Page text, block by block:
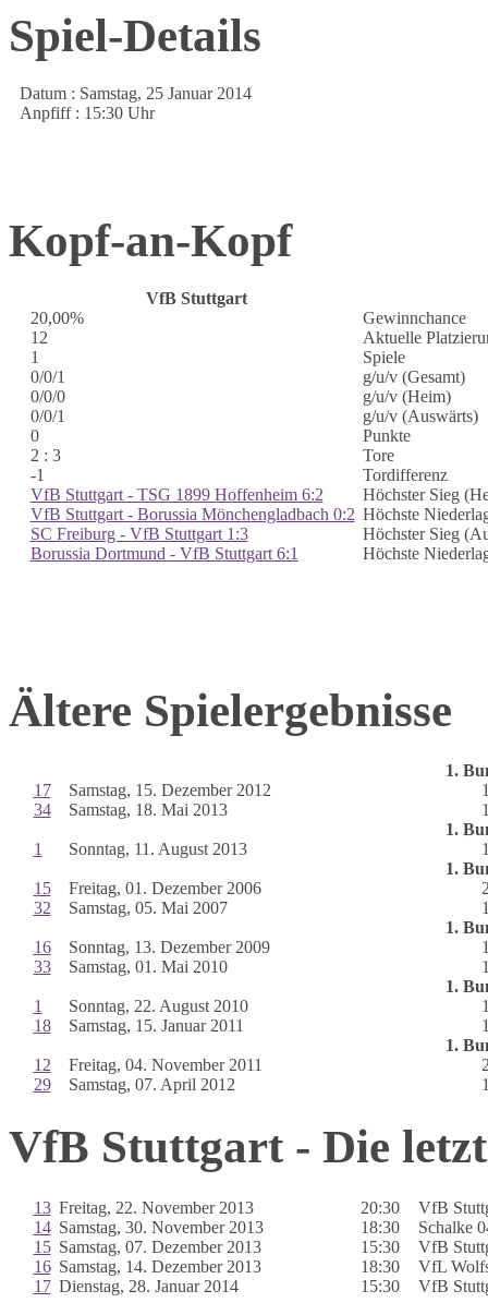
Spiel-Details
Datum : Samstag, 25 Januar 2014
Anpfiff : 15:30 Uhr
Kopf-an-Kopf
VfB Stuttgart
20,00%
Gewinnchance
12
Aktuelle
1
Spiele
0/0/1
g/u/v (Gesamt)
0/0/0
g/u/v (Heim)
0/0/1
g/u/v (Auswärts)
0
Punkte
2 : 3
Tore
-1
Tordifferenz
VfB Stuttgart - TSG 1899 Hoffenheim 6:2
Höchster Sieg
VfB Stuttgart - Borussia Mönchengladbach 0:2 Höchste
SC Freiburg - VfB Stuttgart 1:3
Höchster Sieg
Borussia Dortmund - VfB Stuttgart 6:1
Höchste
Ältere Spielergebnisse
1.
17
Samstag, 15. Dezember 2012
34
Samstag, 18. Mai 2013
1.
1
Sonntag, 11. August 2013
1.
15
Freitag, 01. Dezember 2006
32
Samstag, 05. Mai 2007
1.
16
Sonntag, 13. Dezember 2009
33
Samstag, 01. Mai 2010
1.
1
Sonntag, 22. August 2010
18
Samstag, 15. Januar 2011
1.
12
Freitag, 04. November 2011
29
Samstag, 07. April 2012
VfB Stuttgart - Die
13 Freitag, 22. November 2013 20:30
VfB
14 Samstag, 30. November 2013 18:30
Schalke
15 Samstag, 07. Dezember 2013 15:30
VfB
16 Samstag, 14. Dezember 2013 18:30
VfL
17 Dienstag, 28. Januar 2014 15:30 VfB